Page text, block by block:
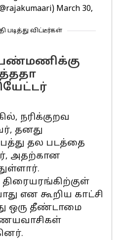
March 30,
படித்து விட்டீர்கள்
நரிக்குறவ
தனது
தல படத்தை
அதற்கான
என கூறிய காட்சி
ஒரு தீண்டாமை